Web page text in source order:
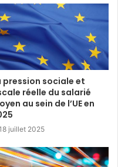
pression sociale et
réelle du salarié
au sein de l’UE en
juillet 2025